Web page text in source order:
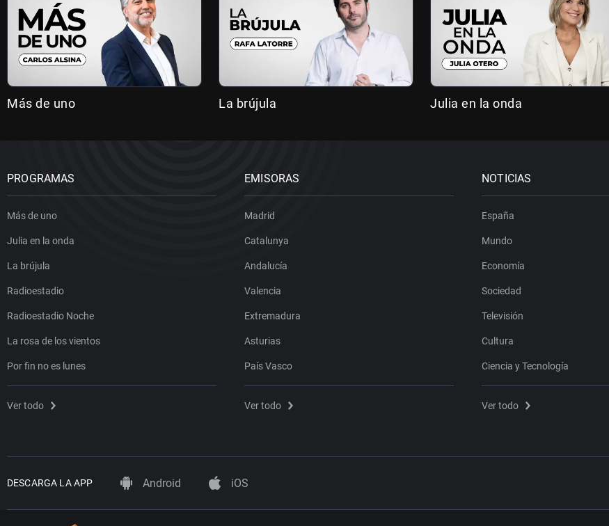
Más de uno La brújula Julia en la onda
PROGRAMAS
Más de uno
Julia en la onda
La brújula
Radioestadio
Radioestadio Noche
La rosa de los vientos
Por fin no es lunes
Ver todo
EMISORAS
Madrid
Catalunya
Andalucía
Valencia
Extremadura
Asturias
País Vasco
Ver todo
NOTICIAS
España
Mundo
Economía
Sociedad
Televisión
Cultura
Ciencia y Tecnología
Ver todo
DESCARGA LA APP Android iOS